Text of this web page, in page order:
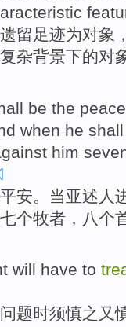
留 足迹为对象
杂背景下的对
be the peace
when he
him
平安 。 当亚述人
七个牧者 ， 八个
will have to
问题时须慎之又